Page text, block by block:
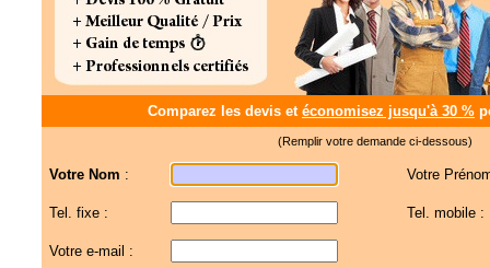
Comparez les devis et économisez jusqu'à 30 %
(Remplir votre demande ci-dessous)
Votre Nom : Votre
Tel. fixe : Tel. mobile :
Votre e-mail :